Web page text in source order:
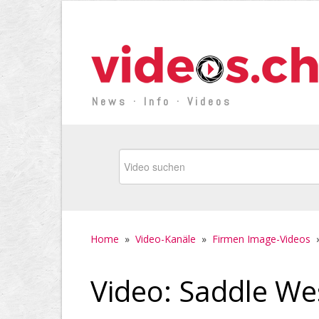
News · Info · Videos
Home » Video-Kanäle » Firmen Image-Videos
Video: Saddle